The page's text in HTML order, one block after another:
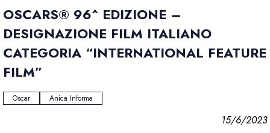
OSCARS® 96^ EDIZIONE –
DESIGNAZIONE FILM ITALIANO
CATEGORIA “INTERNATIONAL FEATURE
FILM”
Oscar Anica Informa
15/6/2023